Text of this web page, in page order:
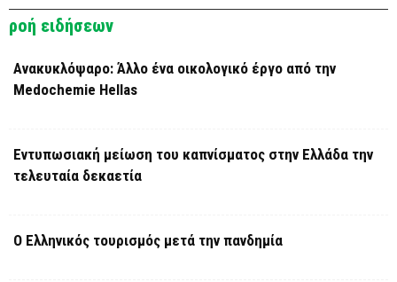
ροή ειδήσεων
Ανακυκλόψαρο: Άλλο ένα οικολογικό έργο από την
Medochemie Hellas
Εντυπωσιακή μείωση του καπνίσματος στην Ελλάδα την
τελευταία δεκαετία
Ο Ελληνικός τουρισμός μετά την πανδημία